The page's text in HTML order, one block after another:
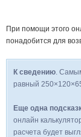
При помощи этого
понадобится для
К сведению.
равный
Еще одна
онлайн
расчета будет